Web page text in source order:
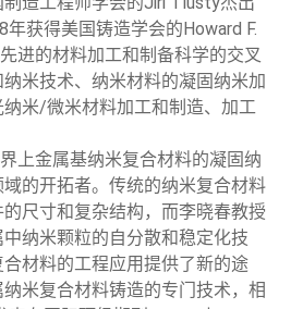
度法规
系我们
获得美国铸造学会的Howard F.
进的材料加工和制备科学的交叉
米技术、纳米材料的凝固纳米加
米/微米材料加工和制造、加工
上金属基纳米复合材料的凝固纳
的开拓者。传统的纳米复合材料
尺寸和复杂结构，而李晓春教授
纳米颗粒的自分散和稳定化技
材料的工程应用提供了新的途
米复合材料铸造的专门技术，相